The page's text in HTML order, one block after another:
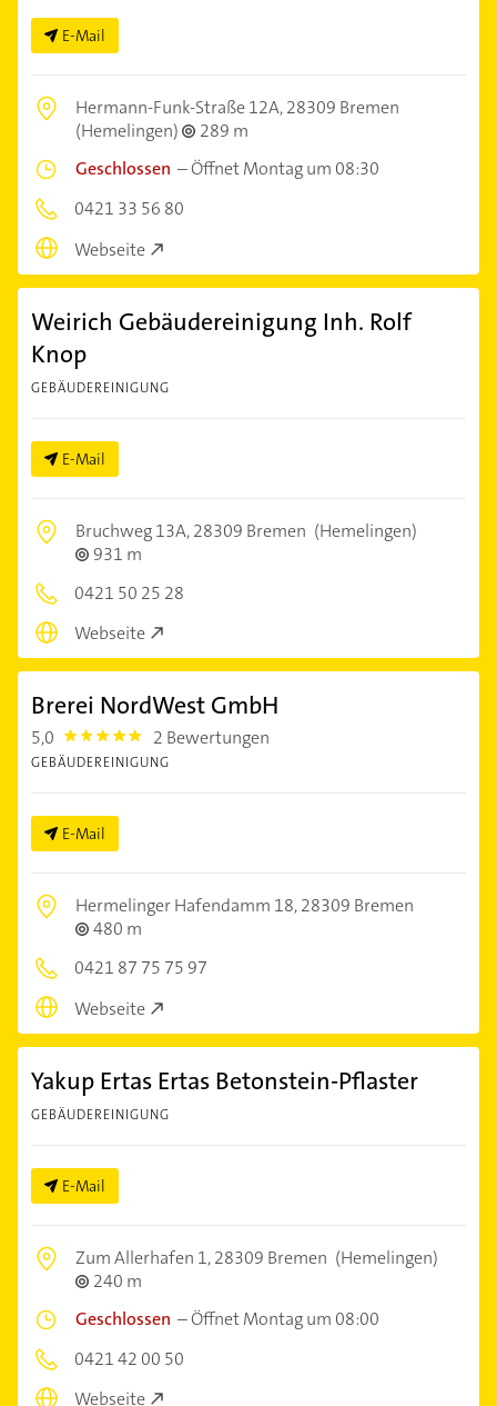
E-Mail
Hermann-Funk-Straße 12A,28309 Bremen
(Hemelingen)
289 m
Geschlossen –Öffnet Montag um 08:30
0421 33 56 80
Webseite
Weirich Gebäudereinigung Inh. Rolf
Knop
GEBÄUDEREINIGUNG
E-Mail
Bruchweg 13A,28309 Bremen (Hemelingen)
931 m
0421 50 25 28
Webseite
Brerei NordWest GmbH
5,0 5.0 2 Bewertungen
GEBÄUDEREINIGUNG
E-Mail
Hermelinger Hafendamm 18,28309 Bremen
480 m
0421 87 75 75 97
Webseite
Yakup Ertas Ertas Betonstein-Pflaster
GEBÄUDEREINIGUNG
E-Mail
Zum Allerhafen 1,28309 Bremen (Hemelingen)
240 m
Geschlossen –Öffnet Montag um 08:00
0421 42 00 50
Webseite